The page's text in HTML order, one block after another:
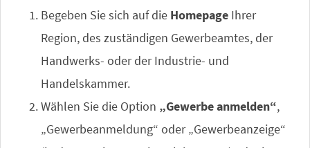
Begeben Sie sich auf die Homepage Ihrer
Region, des zuständigen Gewerbeamtes, der
Handwerks- oder der Industrie- und
Handelskammer.
Wählen Sie die Option „Gewerbe anmelden“,
„Gewerbeanmeldung“ oder „Gewerbeanzeige“